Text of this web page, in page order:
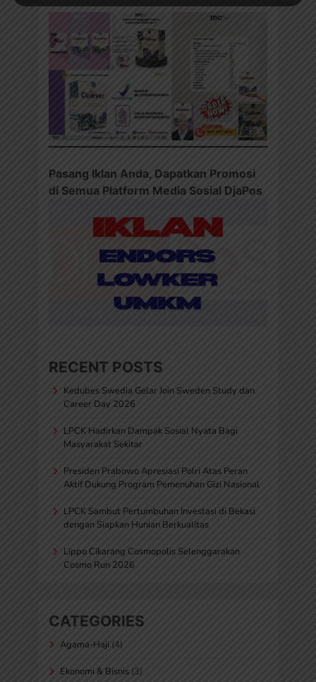
Pasang Iklan Anda, Dapatkan Promosi
di Semua Platform Media Sosial DjaPos
RECENT POSTS
Kedubes Swedia Gelar Join Sweden Study dan
Career Day 2026
LPCK Hadirkan Dampak Sosial Nyata Bagi
Masyarakat Sekitar
Presiden Prabowo Apresiasi Polri Atas Peran
Aktif Dukung Program Pemenuhan Gizi Nasional
LPCK Sambut Pertumbuhan Investasi di Bekasi
dengan Siapkan Hunian Berkualitas
Lippo Cikarang Cosmopolis Selenggarakan
Cosmo Run 2026
CATEGORIES
Agama-Haji (4)
Ekonomi & Bisnis (3)